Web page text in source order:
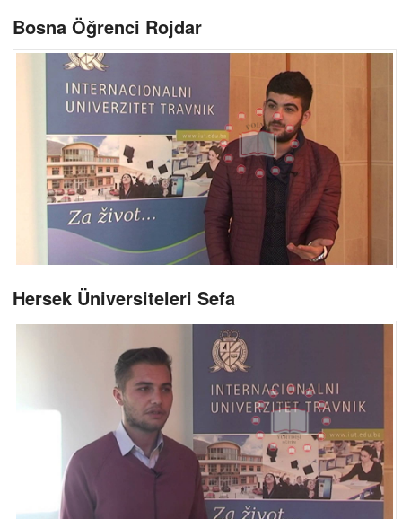
Bosna Öğrenci Rojdar
Hersek Üniversiteleri Sefa